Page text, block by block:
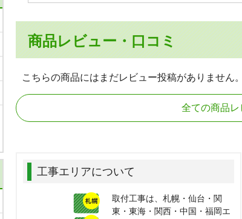
商品レビュー・口コミ
こちらの商品にはまだレビュー投稿がありません。
全ての商品レ
工事エリアについて
取付工事は、札幌・仙台・関
東・東海・関西・中国・福岡エ